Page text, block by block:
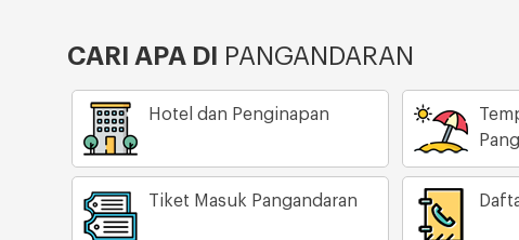
CARI APA DI PANGANDARAN
Hotel dan Penginapan
Tiket Masuk Pangandaran